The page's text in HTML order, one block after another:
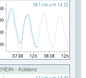
- Koblenz